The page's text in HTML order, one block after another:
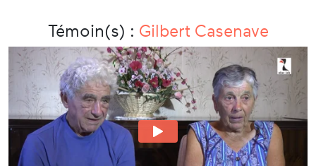
Témoin(s) : Gilbert Casenave